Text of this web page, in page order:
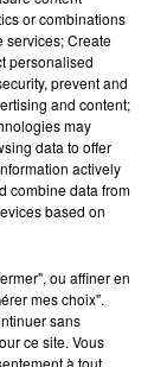
de
Entretien
de
Jean-
ministre
Au moins 78
or combinations
services; Create
personalised
prevent and
and content;
may
data to offer
actively
combine data from
based on
ou affiner en
mes choix".
sans
ce site. Vous
à tout